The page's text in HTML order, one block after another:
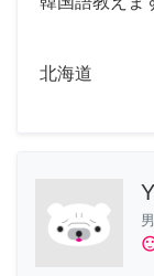
北海道